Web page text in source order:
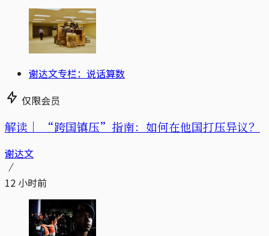
谢达文专栏：说话算数
仅限会员
解读｜ “跨国镇压”指南：如何在他国打压异议？
谢达文
12 小时前